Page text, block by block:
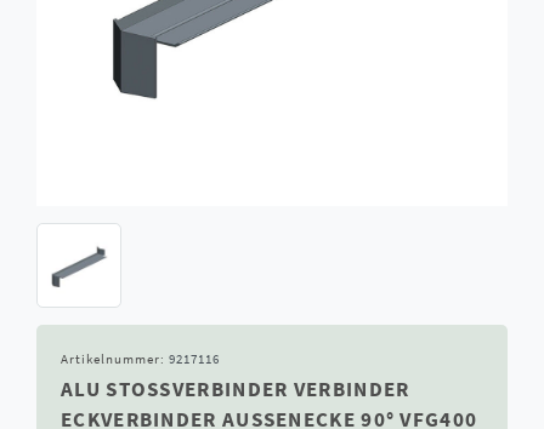
Artikelnummer: 9217116
ALU STOSSVERBINDER VERBINDER E
CKVERBINDER AUSSENECKE 90° VFG400 F.